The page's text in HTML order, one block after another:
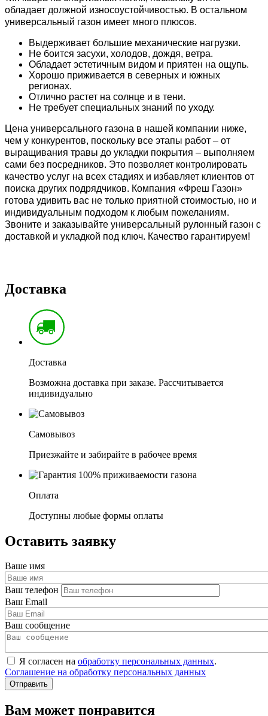
обладает должной износоустойчивостью. В остальном
универсальный газон имеет много плюсов.
Выдерживает большие механические нагрузки.
Не боится засухи, холодов, дождя, ветра.
Обладает эстетичным видом и приятен на ощупь.
Хорошо приживается в северных и южных
регионах.
Отлично растет на солнце и в тени.
Не требует специальных знаний по уходу.
Цена универсального газона в нашей компании ниже,
чем у конкурентов, поскольку все этапы работ – от
выращивания травы до укладки покрытия – выполняем
сами без посредников. Это позволяет контролировать
качество услуг на всех стадиях и избавляет клиентов от
поиска других подрядчиков. Компания «Фреш Газон»
готова удивить вас не только приятной стоимостью, но и
индивидуальным подходом к любым пожеланиям.
Звоните и заказывайте универсальный рулонный газон с
доставкой и укладкой под ключ. Качество гарантируем!
Доставка
Доставка
Возможна доставка при заказе. Рассчитывается
индивидуально
Самовывоз
Приезжайте и забирайте в рабочее время
Оплата
Доступны любые формы оплаты
Оставить заявку
Ваше имя
Ваш телефон
Ваш Email
Ваш сообщение
Я согласен на обработку персональных данных.
Соглашение на обработку персональных данных
Вам может понравится